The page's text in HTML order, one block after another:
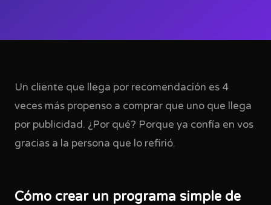
Un cliente que llega por recomendación es 4
veces más propenso a comprar que uno que llega
por publicidad. ¿Por qué? Porque ya confía en vos
gracias a la persona que lo refirió.
Cómo crear un programa simple de